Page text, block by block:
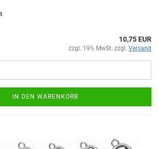
10,75 EUR
zzgl. 19% MwSt. zzgl. Versand
IN DEN WARENKORB